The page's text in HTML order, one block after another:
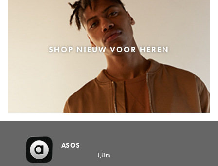
SHOP NIEUW VOOR HEREN
ASOS
1,8m